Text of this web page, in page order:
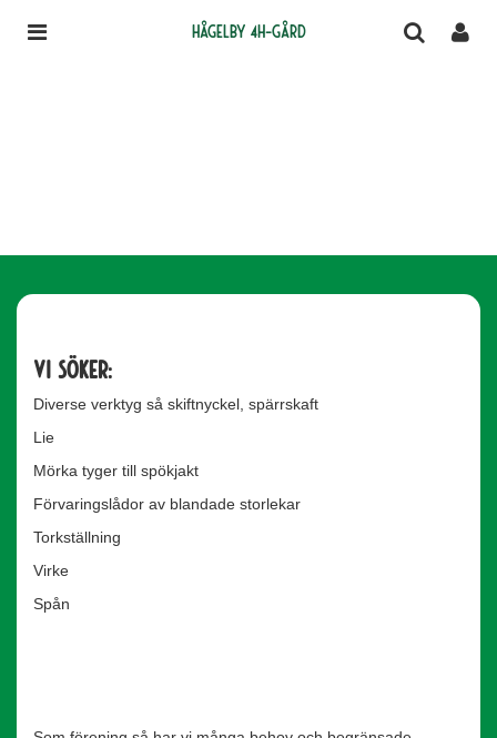
Hågelby 4H-gård
Vi söker:
Diverse verktyg så skiftnyckel, spärrskaft
Lie
Mörka tyger till spökjakt
Förvaringslådor av blandade storlekar
Torkställning
Virke
Spån